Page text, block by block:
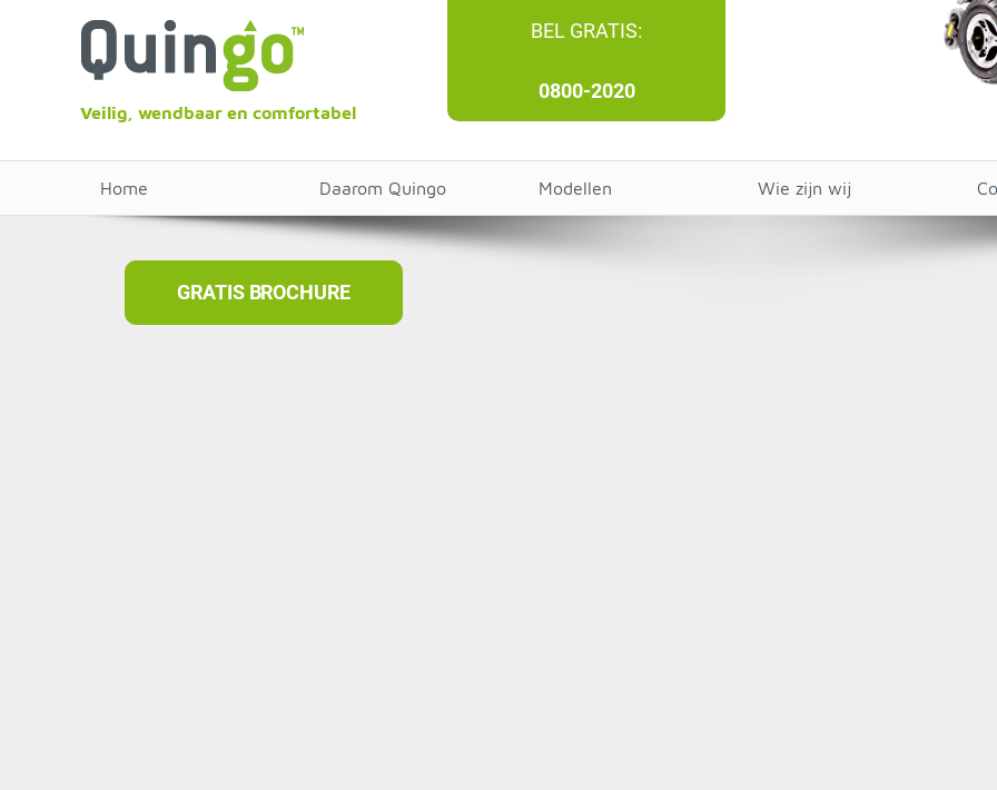
Veilig, wendbaar en comfortabel
BEL GRATIS:
0800-2020
Home Daarom Quingo Modellen Wie zijn wij
GRATIS BROCHURE